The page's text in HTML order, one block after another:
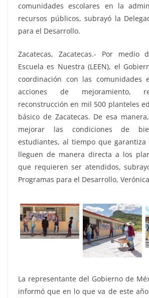
comunidades escolares en la
recursos públicos, subrayó la
para el Desarrollo.
Zacatecas, Zacatecas.- Por medio
Escuela es Nuestra (LEEN), el
coordinación con las comunidades
acciones de mejoramiento,
reconstrucción en mil 500 planteles
básico de Zacatecas. De esa
mejorar las condiciones de
estudiantes, al tiempo que garantiza
lleguen de manera directa a los
que requieren ser atendidos,
Programas para el Desarrollo,
La representante del Gobierno de
informó que en lo que va de este